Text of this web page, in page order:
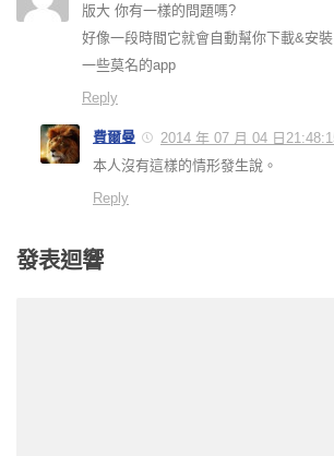
版大 你有一樣的問題嗎?
好像一段時間它就會自動幫你下載&安裝
一些莫名的app
Reply
費爾曼
2014 年 07 月 04 日
本人沒有這樣的情形發生說。
Reply
發表迴響